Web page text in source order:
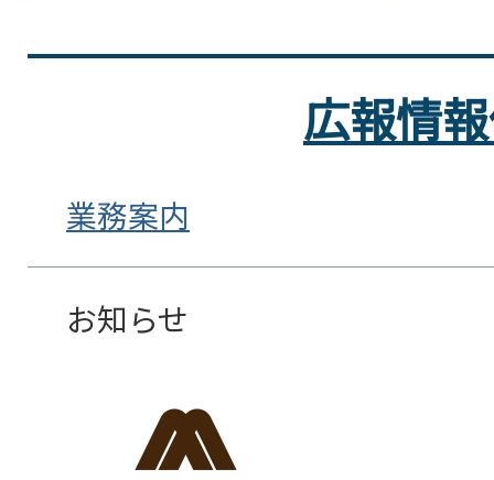
広報情
業務案内
お知らせ